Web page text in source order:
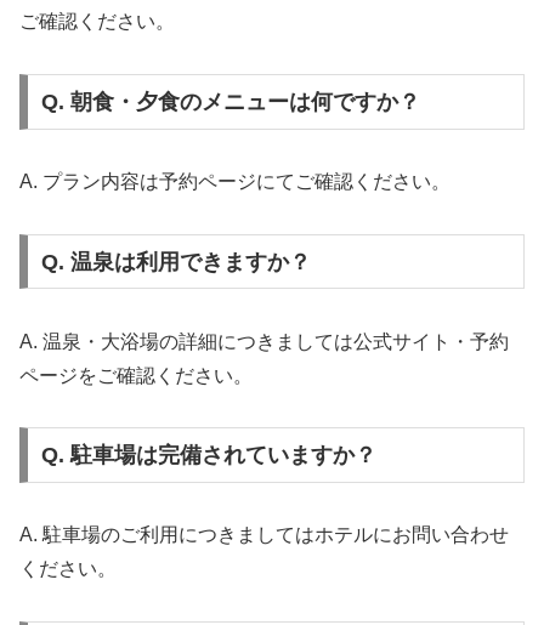
ご確認ください。
Q. 朝食・夕食のメニューは何ですか？
A. プラン内容は予約ページにてご確認ください。
Q. 温泉は利用できますか？
A. 温泉・大浴場の詳細につきましては公式サイト・予約
ページをご確認ください。
Q. 駐車場は完備されていますか？
A. 駐車場のご利用につきましてはホテルにお問い合わせ
ください。